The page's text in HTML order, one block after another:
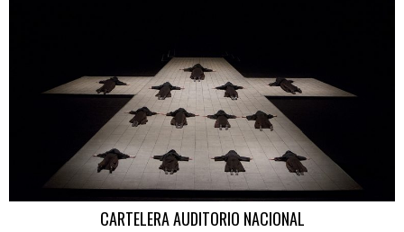
CARTELERA AUDITORIO NACIONAL